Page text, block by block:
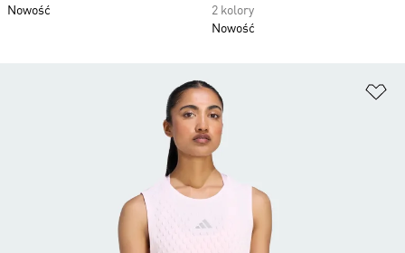
Nowość
2 kolory
Nowość